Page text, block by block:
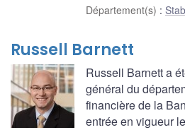
Département(s) :
Russell Barnett
Russell Barnett a
général du
financière de la
entrée en vigueur